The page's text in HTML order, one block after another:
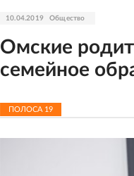
10.04.2019 Общество
Омские
семейное
ПОЛОСА 19